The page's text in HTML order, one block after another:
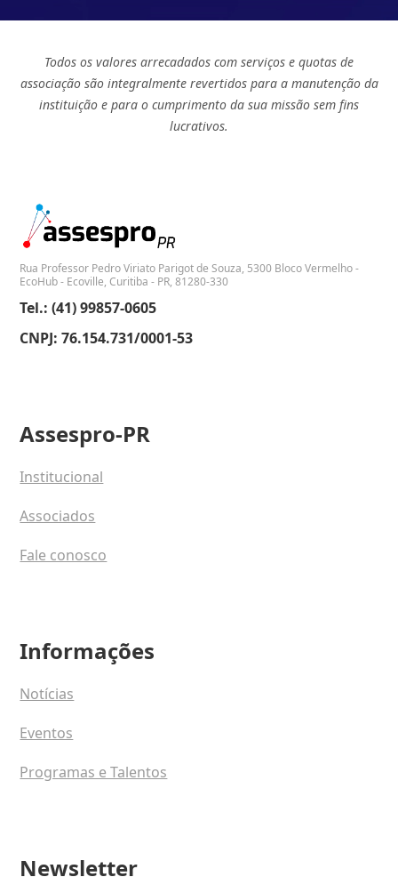
Todos os valores arrecadados com serviços e quotas de
associação são integralmente revertidos para a manutenção da
instituição e para o cumprimento da sua missão sem fins
lucrativos.
Rua Professor Pedro Viriato Parigot de Souza, 5300 Bloco Vermelho -
EcoHub - Ecoville, Curitiba - PR, 81280-330
Tel.: (41) 99857-0605
CNPJ: 76.154.731/0001-53
Assespro-PR
Institucional
Associados
Fale conosco
Informações
Notícias
Eventos
Programas e Talentos
Newsletter